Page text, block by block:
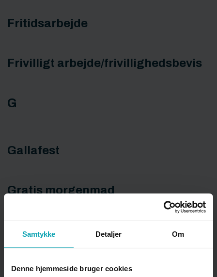
Samtykke Detaljer Om
Denne hjemmeside bruger cookies
Fritidsarbejde
Frivilligt arbejde/frivillighedsbevis
G
Gallafest
Gratis morgenmad